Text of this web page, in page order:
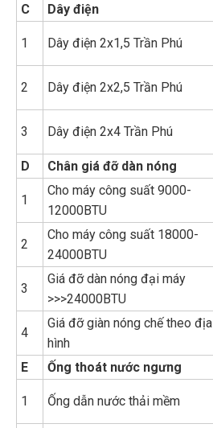
C
Dây điện
1 Dây điện 2x1,5 Trần Phú
2 Dây điện 2x2,5 Trần Phú
3 Dây điện 2x4 Trần Phú
D
Chân giá đỡ dàn nóng
1
Cho máy công suất 9000-
12000BTU
2
Cho máy công suất 18000-
24000BTU
3
Giá đỡ dàn nóng đại máy
>>>24000BTU
4
Giá đỡ giàn nóng chế theo địa
hình
E
Ống thoát nước ngưng
1 Ống dẫn nước thải mềm